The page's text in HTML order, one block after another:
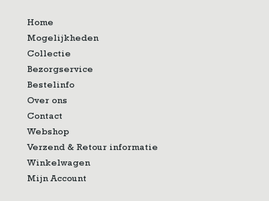
Home
Mogelijkheden
Collectie
Bezorgservice
Bestelinfo
Over ons
Contact
Webshop
Verzend & Retour informatie
Winkelwagen
Mijn Account